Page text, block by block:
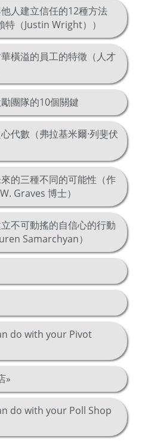
人建立信任的12種方法
特（Justin Wright））
橫溢的員工的特徵（人才
團隊的10個關鍵
代數（弗拉基米爾·列斐伏
的三種不同的可能性（作
Graves 博士）
不可動搖的自信心的行動
Samarchyan）
do with your Pivot
»
do with your Poll Shop